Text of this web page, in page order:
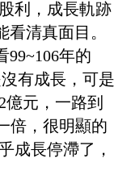
利，成長軌跡
清真面目。
99~106年的
有成長，可是
元，一路到
倍，很明顯的
成長停滯了，